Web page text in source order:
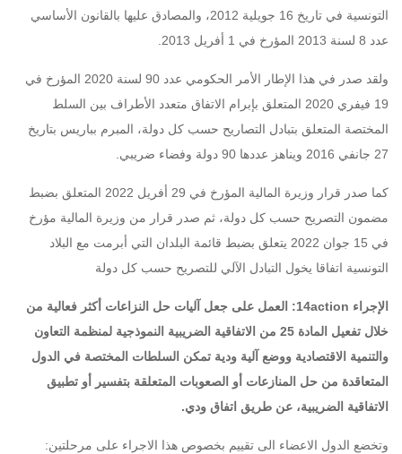
التونسية في تاريخ 16 جويلية 2012، والمصادق عليها
بالقانون الأساسي
عدد 8 لسنة 2013 المؤرخ في 1 أفريل 2013
ولقد صدر في هذا الإطار الأمر الحكومي عدد 90 لسنة 2020 المؤرخ في
19 فيفري 2020 المتعلق بإبرام الاتفاق متعدد الأطراف بين السلط
المختصة المتعلق بتبادل التصاريح حسب كل دولة، المبرم بباريس بتاريخ
27 جانفي 2016 ويناهز عددها 90 دولة وفضاء ضريبي.
كما صدر
قرار وزيرة المالية المؤرخ في 29 أفريل 2022 المتعلق بضبط
مضمون التصريح حسب كل دولة، ثم صدر قرار من وزيرة المالية مؤرخ
في 15 جوان 2022 يتعلق بضبط قائمة البلدان التي أبرمت مع البلاد
التونسية اتفاقا يخول التبادل الآلي للتصريح حسب كل دولة
الإجراء 14action: العمل على جعل آليات حل النزاعات أكثر فعالية من
خلال تفعيل المادة 25 من الاتفاقية الضريبية النموذجية لمنظمة التعاون
والتنمية الاقتصادية ووضع آلية ودية تمكن السلطات المختصة في الدول
المتعاقدة من حل المنازعات أو الصعوبات المتعلقة بتفسير أو تطبيق
الاتفاقية الضريبية، عن طريق اتفاق ودي.
وتخضع الدول الاعضاء الى تقييم بخصوص هذا الاجراء على مرحلتين: